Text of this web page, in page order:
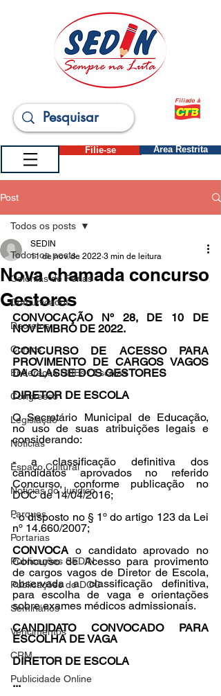
Filiado à
Filie-se Área Restrita
Post
Todos os posts
Colônias de Férias
Comunicados
Decretos
Cursos
Endereços DREs / Escolas
Congresso
Legislação
Notícias
Espaço Cultural
Notícias do Jurídico
Parques
Portarias
Publicações SEDIN
Publicações do DOC
Seminários
Vencimentos
CRM
Publicidade Online
Todos os posts
Nova chamada concurso
Gestores
SEDIN
11 de nov. de 2022 3 min de leitura
CONVOCAÇÃO Nº 28, DE 10 DE
NOVEMBRO DE 2022.
CONCURSO DE ACESSO PARA
PROVIMENTO DE CARGOS VAGOS
DA CLASSE DOS GESTORES
DIRETOR DE ESCOLA
O Secretário Municipal de Educação,
no uso de suas atribuições legais e
considerando:
- a classificação definitiva dos
candidatos aprovados no referido
Concurso, conforme publicação no
DOC de 14/04/2016;
- o disposto no § 1º do artigo 123 da Lei
nº 14.660/2007;
CONVOCA o candidato aprovado no
Concurso de Acesso para provimento
de cargos vagos de Diretor de Escola,
observada a classificação definitiva,
para escolha de vaga e orientações
sobre exames médicos admissionais.
CANDIDATO CONVOCADO PARA
ESCOLHA DE VAGA
DIRETOR DE ESCOLA
...